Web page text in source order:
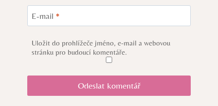
E-mail *
Uložit do prohlížeče jméno, e-mail a webovou
stránku pro budoucí komentáře.